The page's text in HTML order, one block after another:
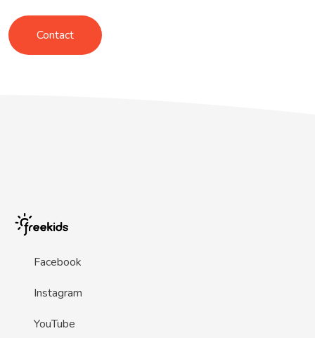
Contact
Facebook
Instagram
YouTube